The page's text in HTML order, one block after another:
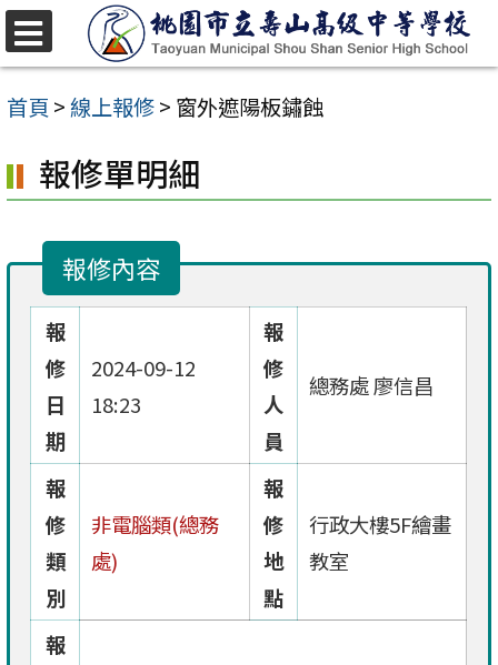
跳
至
主
內
容
首頁 >線上報修> 窗外遮陽板鏽蝕
報修單明細
報修內容
報
修
日
期
2024-09-12
18:23
報
修
人
員
總務處 廖信昌
報
修
類
別
非電腦類(總務
處)
報
修
地
點
行政大樓5F繪畫
教室
報
選
單